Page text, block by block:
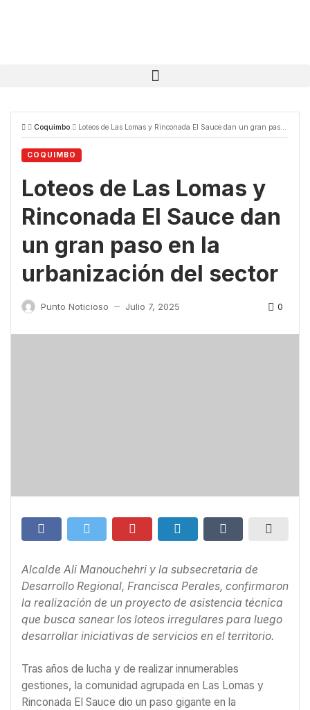
Coquimbo Loteos de Las Lomas y Rinconada El Sauce dan un gran paso en la urbanización del sector
COQUIMBO
Loteos de Las Lomas y
Rinconada El Sauce dan
un gran paso en la
urbanización del sector
Punto Noticioso — Julio 7, 2025 0
Alcalde Ali Manouchehri y la subsecretaria de
Desarrollo Regional, Francisca Perales, confirmaron
la realización de un proyecto de asistencia técnica
que busca sanear los loteos irregulares para luego
desarrollar iniciativas de servicios en el territorio.
Tras años de lucha y de realizar innumerables
gestiones, la comunidad agrupada en Las Lomas y
Rinconada El Sauce dio un paso gigante en la